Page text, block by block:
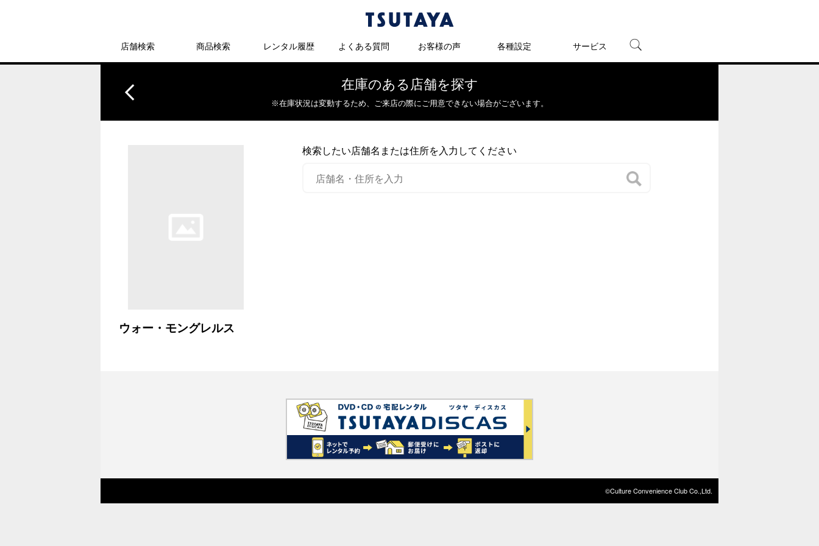
店舗検索 商品検索 レンタル履歴 よくある質問 お客様の声 各種設定 サービス
在庫のある店舗を探す
※在庫状況は変動するため、 ご来店の際にご用意できない場合がございます。
ウォー・モングレルス
検索したい店舗名または住所を入力してください
©Culture Convenience Club Co.,Ltd.